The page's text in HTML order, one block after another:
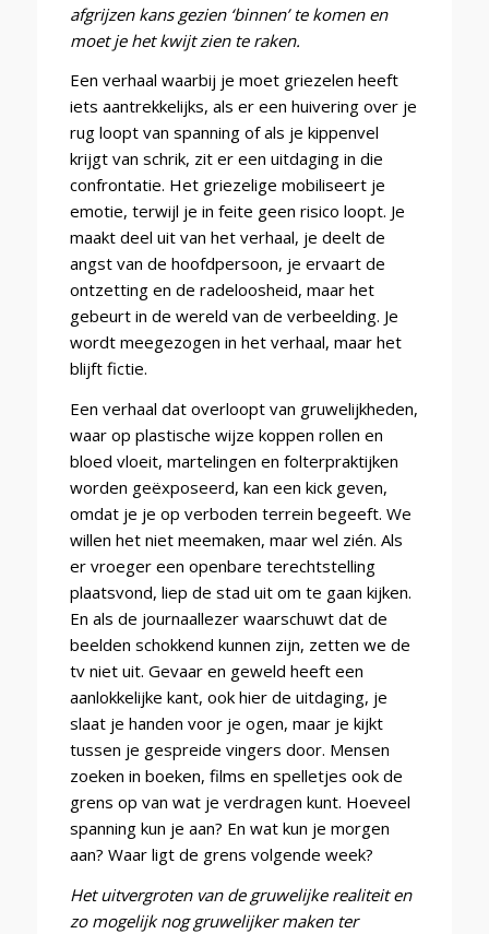
afgrijzen kans gezien ‘binnen’ te komen en
moet je het kwijt zien te raken.
Een verhaal waarbij je moet griezelen heeft
iets aantrekkelijks, als er een huivering over je
rug loopt van spanning of als je kippenvel
krijgt van schrik, zit er een uitdaging in die
confrontatie. Het griezelige mobiliseert je
emotie, terwijl je in feite geen risico loopt. Je
maakt deel uit van het verhaal, je deelt de
angst van de hoofdpersoon, je ervaart de
ontzetting en de radeloosheid, maar het
gebeurt in de wereld van de verbeelding. Je
wordt meegezogen in het verhaal, maar het
blijft fictie.
Een verhaal dat overloopt van gruwelijkheden,
waar op plastische wijze koppen rollen en
bloed vloeit, martelingen en folterpraktijken
worden geëxposeerd, kan een kick geven,
omdat je je op verboden terrein begeeft. We
willen het niet meemaken, maar wel zién. Als
er vroeger een openbare terechtstelling
plaatsvond, liep de stad uit om te gaan kijken.
En als de journaallezer waarschuwt dat de
beelden schokkend kunnen zijn, zetten we de
tv niet uit. Gevaar en geweld heeft een
aanlokkelijke kant, ook hier de uitdaging, je
slaat je handen voor je ogen, maar je kijkt
tussen je gespreide vingers door. Mensen
zoeken in boeken, films en spelletjes ook de
grens op van wat je verdragen kunt. Hoeveel
spanning kun je aan? En wat kun je morgen
aan? Waar ligt de grens volgende week?
Het uitvergroten van de gruwelijke realiteit en
zo mogelijk nog gruwelijker maken ter